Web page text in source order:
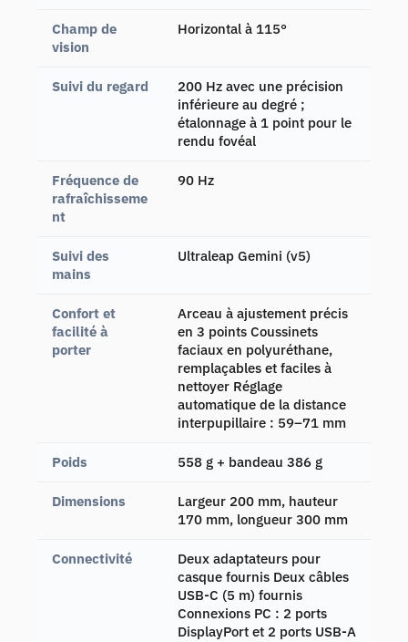
Champ de
vision
Horizontal à 115°
Suivi du regard
200 Hz avec une précision
inférieure au degré ;
étalonnage à 1 point pour le
rendu fovéal
Fréquence de
rafraîchisseme
nt
90 Hz
Suivi des
mains
Ultraleap Gemini (v5)
Confort et
facilité à
porter
Arceau à ajustement précis
en 3 points Coussinets
faciaux en polyuréthane,
remplaçables et faciles à
nettoyer Réglage
automatique de la distance
interpupillaire : 59–71 mm
Poids 558 g + bandeau 386 g
Dimensions
Largeur 200 mm, hauteur
170 mm, longueur 300 mm
Connectivité
Deux adaptateurs pour
casque fournis Deux câbles
USB-C (5 m) fournis
Connexions PC : 2 ports
DisplayPort et 2 ports USB-A